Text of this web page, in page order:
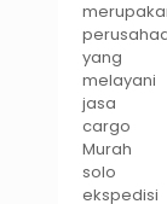
yang
melayani
jasa
cargo
Murah
solo
ekspedisi